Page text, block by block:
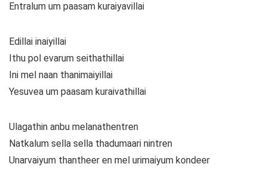
Entralum um paasam kuraiyavillai
Edillai inaiyillai
Ithu pol evarum seithathillai
Ini mel naan thanimaiyillai
Yesuvea um paasam kuraivathillai
Ulagathin anbu melanathentren
Natkalum sella sella thadumaari nintren
Unarvaiyum thantheer en mel urimaiyum kondeer